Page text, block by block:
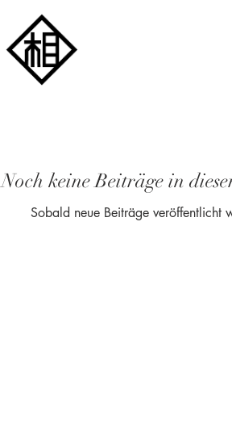
Noch keine Beiträge in
Sobald neue Beiträge veröffentlicht